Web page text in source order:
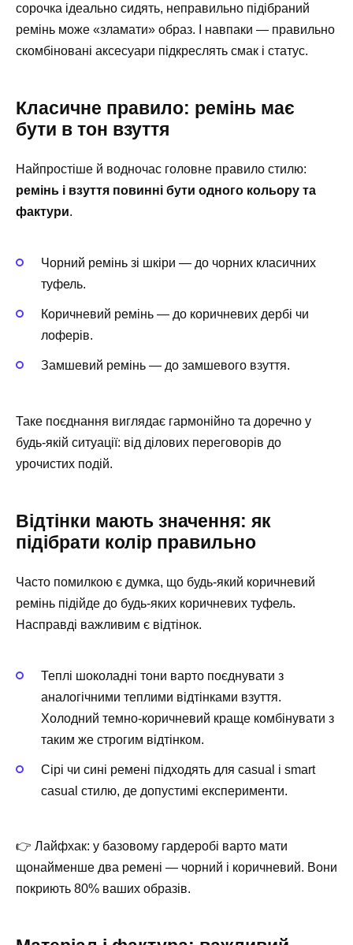
сорочка ідеально сидять, неправильно підібраний
ремінь може «зламати» образ. І навпаки — правильно
скомбіновані аксесуари підкреслять смак і статус.
Класичне правило: ремінь має
бути в тон взуття
Найпростіше й водночас головне правило стилю:
ремінь і взуття повинні бути одного кольору та
фактури.
Чорний ремінь зі шкіри — до чорних класичних
туфель.
Коричневий ремінь — до коричневих дербі чи
лоферів.
Замшевий ремінь — до замшевого взуття.
Таке поєднання виглядає гармонійно та доречно у
будь-якій ситуації: від ділових переговорів до
урочистих подій.
Відтінки мають значення: як
підібрати колір правильно
Часто помилкою є думка, що будь-який коричневий
ремінь підійде до будь-яких коричневих туфель.
Насправді важливим є відтінок.
Теплі шоколадні тони варто поєднувати з
аналогічними теплими відтінками взуття.
Холодний темно-коричневий краще комбінувати з
таким же строгим відтінком.
Сірі чи сині ремені підходять для casual і smart
casual стилю, де допустимі експерименти.
👉 Лайфхак: у базовому гардеробі варто мати
щонайменше два ремені — чорний і коричневий. Вони
покриють 80% ваших образів.